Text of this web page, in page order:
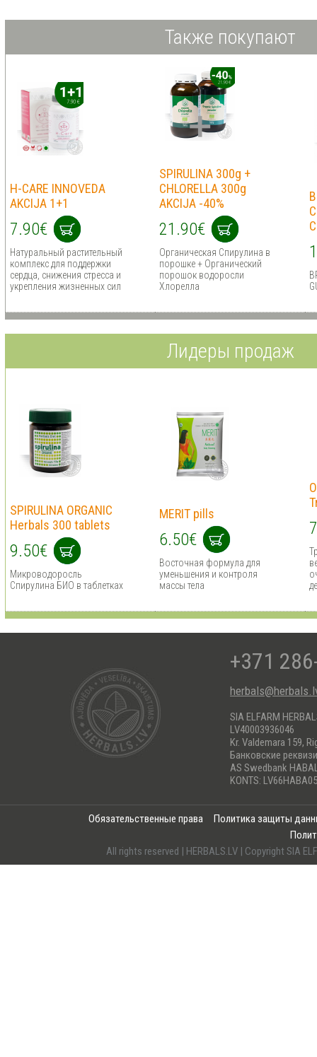
Также покупают
H-CARE INNOVEDA
AKCIJA 1+1
7.90€
Натуральный растительный
комплекс для поддержки
сердца, снижения стресса и
укрепления жизненных сил
SPIRULINA 300g +
CHLORELLA 300g
AKCIJA -40%
21.90€
Органическая Спирулина в
порошке + Органический
порошок водоросли
Хлорелла
Лидеры продаж
SPIRULINA ORGANIC
Herbals 300 tablets
9.50€
Микроводоросль
Спирулина БИО в таблетках
MERIT pills
6.50€
Восточная формула для
уменьшения и контроля
массы тела
+371
SIA ELFARM
LV40003936046
Kr. Valdemara 159,
Банковские
AS Swedbank
KONTS:
Обязательственные права
Политика защиты
All rights reserved | HERBALS.LV | Copyright SIA